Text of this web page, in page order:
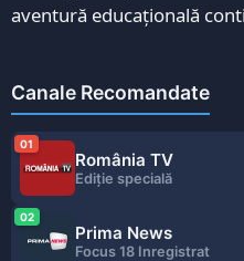
aventură educațională
Canale Recomandate
01
România TV
Ediție specială
02
Prima News
Focus 18 Inregistrat